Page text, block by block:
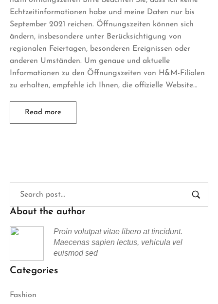
Echtzeitinformationen habe und meine Daten nur bis
September 2021 reichen. Öffnungszeiten können sich
ändern, insbesondere unter Berücksichtigung von
regionalen Feiertagen, besonderen Ereignissen oder
anderen Umständen. Um genaue und aktuelle
Informationen zu den Öffnungszeiten von H&M-Filialen
zu erhalten, empfehle ich Ihnen, die offizielle Website…
Read more
About the author
Proin volutpat vitae libero at tincidunt.
Maecenas sapien lectus, vehicula vel
euismod sed
Categories
Fashion